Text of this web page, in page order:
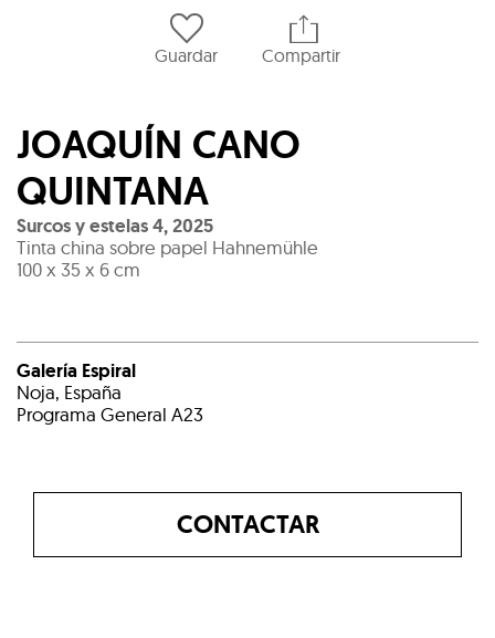
Guardar Compartir
JOAQUÍN CANO
QUINTANA
Surcos y estelas 4,2025
Tinta china sobre papel Hahnemühle
100 x 35 x 6 cm
Galería Espiral
Noja, España
Programa General A23
CONTACTAR